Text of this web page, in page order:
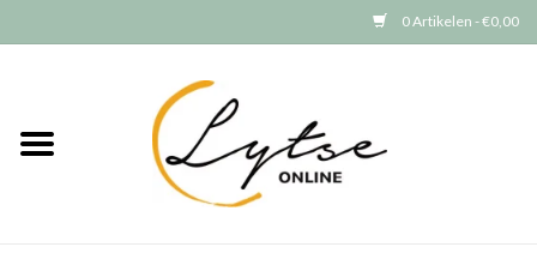
0 Artikelen - €0,00